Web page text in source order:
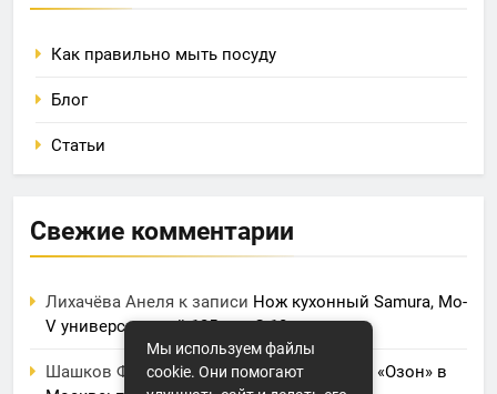
Как правильно мыть посуду
Блог
Статьи
Свежие комментарии
Лихачёва Анеля к записи Нож кухонный Samura, Mo-
V универсальный 125 мм, G-10
Шашков Фролк записиФулфилмент для «Озон» в
Мы используем файлы
cookie. Они помогают